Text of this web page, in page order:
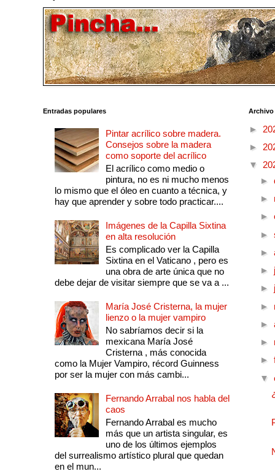
Entradas populares
Pintar acrílico sobre madera.
Consejos sobre la madera
como soporte del acrílico
El acrílico como medio o
pintura, no es ni mucho menos
lo mismo que el óleo en cuanto a técnica, y
hay que aprender y sobre todo practicar....
Imágenes de la Capilla Sixtina
en alta resolución
Es complicado ver la Capilla
Sixtina en el Vaticano , pero es
una obra de arte única que no
debe dejar de visitar siempre que se va a ...
María José Cristerna, la mujer
lienzo o la mujer vampiro
No sabríamos decir si la
mexicana María José
Cristerna , más conocida
como la Mujer Vampiro, récord Guinness
por ser la mujer con más cambi...
Fernando Arrabal nos habla del
caos
Fernando Arrabal es mucho
más que un artista singular, es
uno de los últimos ejemplos
del surrealismo artístico plural que quedan
en el mun...
►
►
▼
►
►
►
►
►
►
►
►
►
►
►
▼